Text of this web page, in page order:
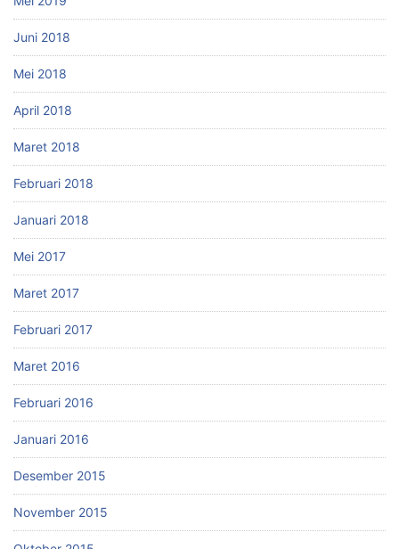
Juni 2018
Mei 2018
April 2018
Maret 2018
Februari 2018
Januari 2018
Mei 2017
Maret 2017
Februari 2017
Maret 2016
Februari 2016
Januari 2016
Desember 2015
November 2015